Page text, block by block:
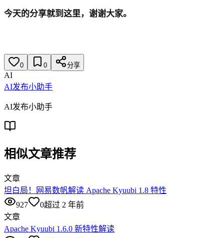
今天的分享就到这里，谢谢大家。
0 0 分享
AI
AI发布小助手
AI发布小助手
相似文章推荐
文章
坦白局！网易数帆解读 Apache Kyuubi 1.8 特性
927
0超过 2 年前
文章
Apache Kyuubi 1.6.0 新特性解读